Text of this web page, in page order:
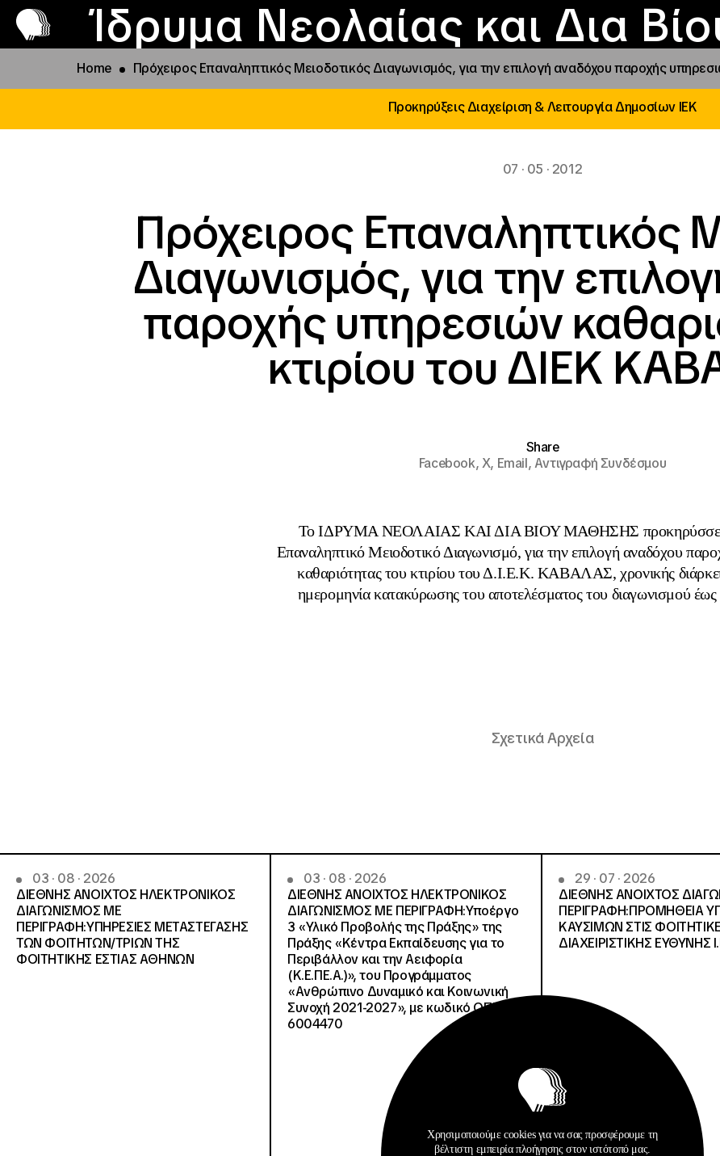
Ίδρυμα Νεολαίας και Δια
Το ΙΝΕΔΙΒΙΜ
Προγράμματα και
Φοιτητικές
Παραχώρηση
Νέα
Επικοινωνία
Home Πρόχειρος Επαναληπτικός Μειοδοτικός Διαγωνισμός, για την επιλογή αναδόχου παροχής
Προκηρύξεις Διαχείριση & Λειτουργία Δημοσίων ΙΕΚ
07 · 05 · 2012
Πρόχειρος Επαναληπτικός
Διαγωνισμός, για την
παροχής υπηρεσιών
κτιρίου του ΔΙΕΚ
Share
Facebook,X, Email,Αντιγραφή Συνδέσμου
Το ΙΔΡΥΜΑ ΝΕΟΛΑΙΑΣ ΚΑΙ ΔΙΑ ΒΙΟΥ ΜΑΘΗΣΗΣ προκηρύσσει
Επαναληπτικό Μειοδοτικό Διαγωνισμό, για την επιλογή αναδόχου
καθαριότητας του κτιρίου του Δ.Ι.Ε.Κ. ΚΑΒΑΛΑΣ, χρονικής
ημερομηνία κατακύρωσης του αποτελέσματος του διαγωνισμού
Σχετικά Αρχεία
03 · 08 · 2026
ΔΙΕΘΝΗΣ ΑΝΟΙΧΤΟΣ ΗΛΕΚΤΡΟΝΙΚΟΣ
ΔΙΑΓΩΝΙΣΜΟΣ ΜΕ
ΠΕΡΙΓΡΑΦΗ:ΥΠΗΡΕΣΙΕΣ METAΣΤΕΓΑΣΗΣ
ΤΩΝ ΦΟΙΤΗΤΩΝ/ΤΡΙΩΝ ΤΗΣ
ΦΟΙΤΗΤΙΚΗΣ ΕΣΤΙΑΣ ΑΘΗΝΩΝ
03 · 08 · 2026
ΔΙΕΘΝΗΣ ΑΝΟΙΧΤΟΣ ΗΛΕΚΤΡΟΝΙΚΟΣ
ΔΙΑΓΩΝΙΣΜΟΣ ΜΕ ΠΕΡΙΓΡΑΦΗ:Υποέργο
3 «Υλικό Προβολής της Πράξης» της
Πράξης «Κέντρα Εκπαίδευσης για το
Περιβάλλον και την Αειφορία
(Κ.Ε.ΠΕ.Α.)», του Προγράμματος
«Ανθρώπινο Δυναμικό και Κοινωνική
Συνοχή 2021-2027», με κωδικό ΟΠΣ
6004470
29 · 07 · 2026
ΔΙΕΘΝΗΣ ΑΝΟΙΧΤΟΣ
ΠΕΡΙΓΡΑΦΗ:ΠΡΟΜΗΘΕΙΑ
ΚΑΥΣΙΜΩΝ ΣΤΙΣ
ΔΙΑΧΕΙΡΙΣΤΙΚΗΣ ΕΥΘΥΝΗΣ
Χρησιμοποιούμε cookies για να σας προσφέρουμε τη
βέλτιστη εμπειρία πλοήγησης στον ιστότοπό μας.